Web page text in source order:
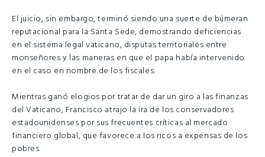
El juicio, sin embargo, terminó siendo una suerte de búmeran
reputacional para la Santa Sede, demostrando deficiencias
en el sistema legal vaticano, disputas territoriales entre
monseñores y las maneras en que el papa había intervenido
en el caso en nombre de los fiscales.
Mientras ganó elogios por tratar de dar un giro a las finanzas
del Vaticano, Francisco atrajo la ira de los conservadores
estadounidenses por sus frecuentes críticas al mercado
financiero global, que favorece a los ricos a expensas de los
pobres.